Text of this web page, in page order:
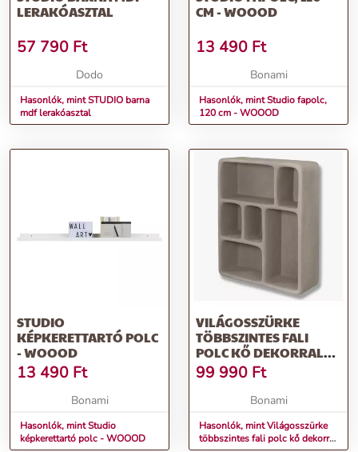
LERAKÓASZTAL
57 790 Ft
Dodo
Hasonlók, mint STUDIO barna
mdf lerakóasztal
CM - WOOOD
13 490 Ft
Bonami
Hasonlók, mint Studio fapolc,
120 cm - WOOOD
STUDIO
KÉPKERETTARTÓ POLC
- WOOOD
13 490 Ft
Bonami
Hasonlók, mint Studio
képkerettartó polc - WOOOD
VILÁGOSSZÜRKE
TÖBBSZINTES FALI
POLC KŐ DEKORRAL
ART STUDIO – METTE
DITMER DENMARK
99 990 Ft
Bonami
Hasonlók, mint Világosszürke
többszintes fali polc kő dekorral